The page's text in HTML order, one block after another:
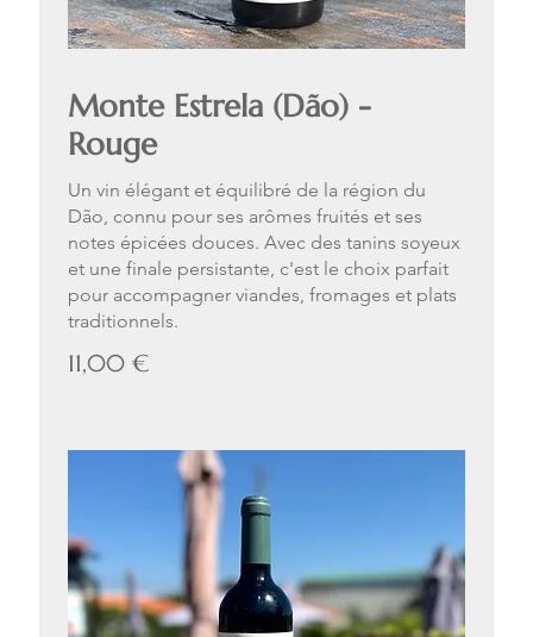
Monte Estrela (Dão) -
Rouge
Un vin élégant et équilibré de la région du
Dão, connu pour ses arômes fruités et ses
notes épicées douces. Avec des tanins soyeux
et une finale persistante, c'est le choix parfait
pour accompagner viandes, fromages et plats
traditionnels.
11,00 €